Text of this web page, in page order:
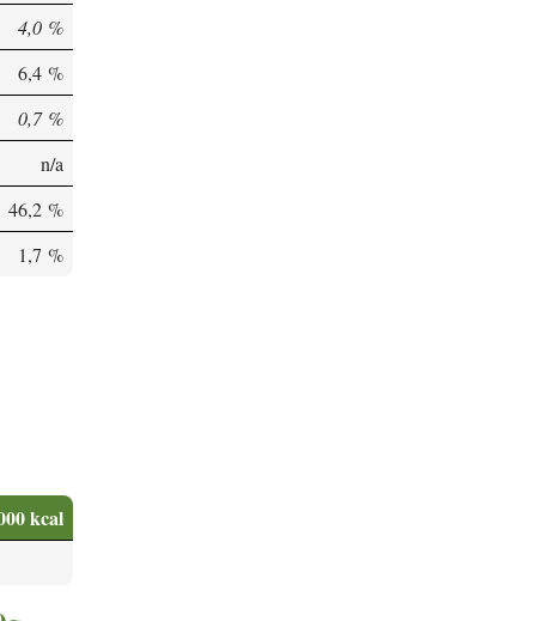
4,0 %
6,4 %
0,7 %
n/a
46,2 %
1,7 %
kcal